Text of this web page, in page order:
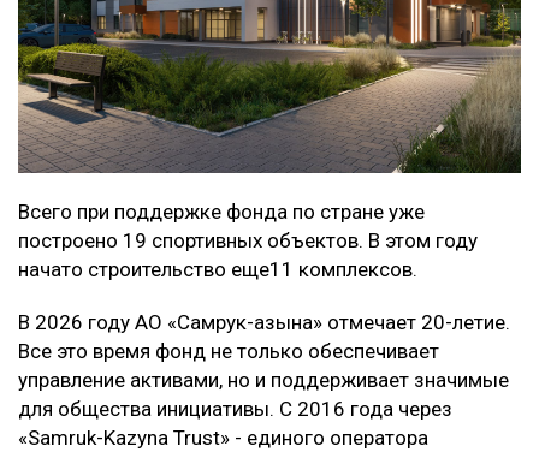
Всего при поддержке фонда по стране уже
построено 19 спортивных объектов. В этом году
начато строительство еще11 комплексов.
В 2026 году АО «Самрук-Қазына» отмечает 20-летие.
Все это время фонд не только обеспечивает
управление активами, но и поддерживает значимые
для общества инициативы. С 2016 года через
«Samruk-Kazyna Trust» - единого оператора